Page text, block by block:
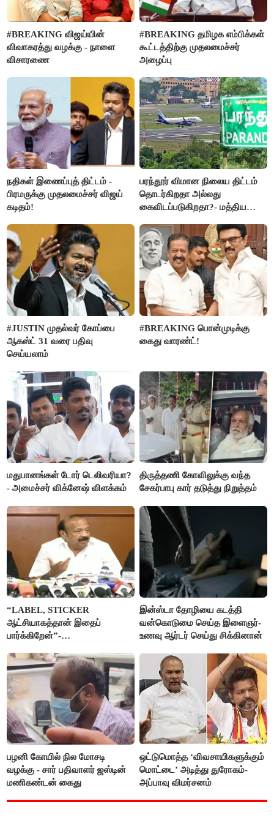
#BREAKING விஜய்யின்
விவாகரத்து வழக்கு - நாளை
விசாரணை
#BREAKING தமிழக எம்பிக்கள்
கூட்டத்திற்கு முதலமைச்சர்
அழைப்பு
நதிகள் இணைப்புத் திட்டம் -
பிரமருக்கு முதலமைச்சர் விஜய்
கடிதம்!
பரந்தூர் விமான நிலைய திட்டம்
தொடர்கிறதா அல்லது
கைவிடப்படுகிறதா?- மத்திய
#JUSTIN முதல்வர் கோப்பை
ஆகஸ்ட் 31 வரை பதிவு
செய்யலாம்
#BREAKING பொன்முடிக்கு
கைது வாரண்ட்!
மதுபானங்கள் டோர் டெலிவரியா?
- அமைச்சர் விக்னேஷ் விளக்கம்
திருத்தணி கோவிலுக்கு வந்த
சேகர்பாபு கார் தடுத்து நிறுத்தம்
“LABEL, STICKER
ஆட்சியாகத்தான் இதைப்
பார்க்கிறேன்”-
இன்ஸ்டா தோழியை கடத்தி
வன்கொடுமை செய்த இளைஞர்-
உணவு ஆர்டர் செய்து சிக்கினான்
பழனி கோயில் நில மோசடி
வழக்கு - சார் பதிவாளர் ஜஸ்டின்
மணிகண்டன் கைது
ஒட்டுமொத்த ‘விவசாயிகளுக்கும்
மொட்டை’ அடித்து துரோகம்-
அப்பாவு விமர்சனம்